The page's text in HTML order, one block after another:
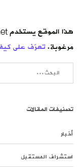
مرغوبة.تعرّف على
تصنيفات المقالات
أخبار
استشراف المستقبل